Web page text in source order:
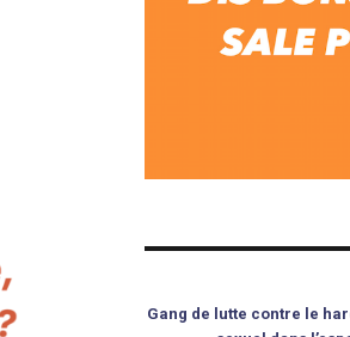
Gang de lutte contre le